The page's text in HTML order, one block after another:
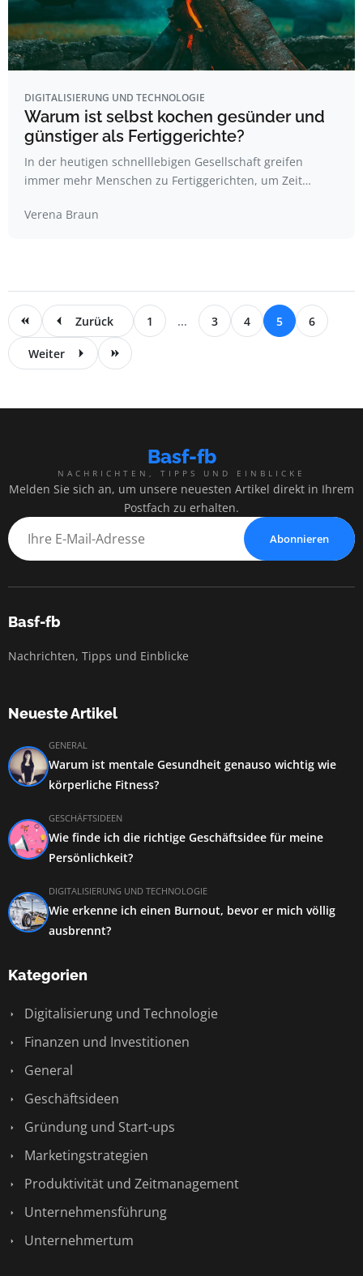
DIGITALISIERUNG UND TECHNOLOGIE
Warum ist selbst kochen gesünder und
günstiger als Fertiggerichte?
In der heutigen schnelllebigen Gesellschaft greifen
immer mehr Menschen zu Fertiggerichten, um Zeit…
Verena Braun
Zurück 1 ... 3 4 5 6
Weiter
Basf-fb
NACHRICHTEN, TIPPS UND EINBLICKE
Melden Sie sich an, um unsere neuesten Artikel direkt in Ihrem
Postfach zu erhalten.
Abonnieren
Basf-fb
Nachrichten, Tipps und Einblicke
Neueste Artikel
GENERAL
Warum ist mentale Gesundheit genauso wichtig wie
körperliche Fitness?
GESCHÄFTSIDEEN
Wie finde ich die richtige Geschäftsidee für meine
Persönlichkeit?
DIGITALISIERUNG UND TECHNOLOGIE
Wie erkenne ich einen Burnout, bevor er mich völlig
ausbrennt?
Kategorien
Digitalisierung und Technologie
Finanzen und Investitionen
General
Geschäftsideen
Gründung und Start-ups
Marketingstrategien
Produktivität und Zeitmanagement
Unternehmensführung
Unternehmertum